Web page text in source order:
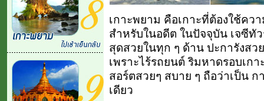
เกาะพยาม คือเกาะที่ต้องใช้คว
สำหรับในอดีต ในปัจจุบัน เจซีทั
สุดสวยในทุก ๆ ด้าน ปะการังส
เพราะไร้รถยนต์ ริมหาดรอบเก
สอร์ตสวยๆ สบาย ๆ ถือว่าเป็น
เดียว